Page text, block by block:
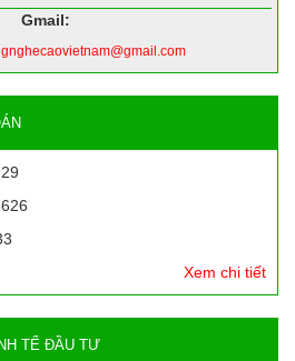
Gmail:
Xem chi tiết
TẾ ĐẦU TƯ